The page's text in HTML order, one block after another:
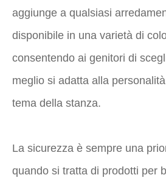
aggiunge a qualsiasi
disponibile in una varietà di
consentendo ai genitori di
meglio si adatta alla
tema della stanza.
La sicurezza è sempre una
quando si tratta di prodotti per